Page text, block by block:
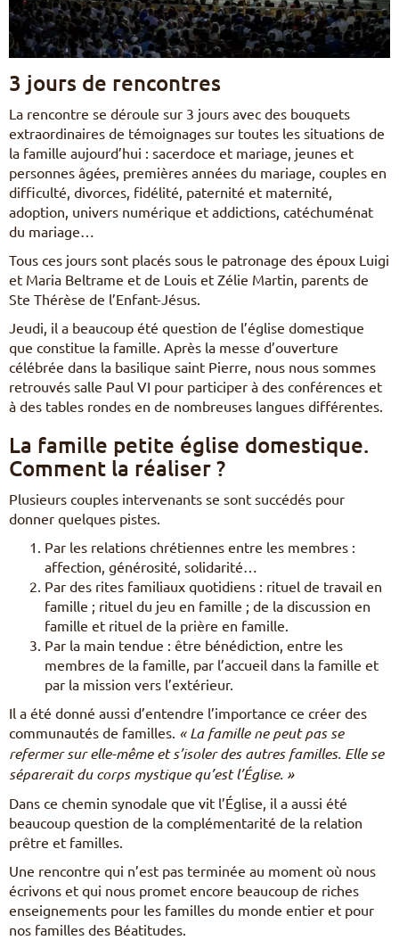
3 jours de rencontres
La rencontre se déroule sur 3 jours avec des bouquets
extraordinaires de témoignages sur toutes les situations de
la famille aujourd’hui : sacerdoce et mariage, jeunes et
personnes âgées, premières années du mariage, couples en
difficulté, divorces, fidélité, paternité et maternité,
adoption, univers numérique et addictions, catéchuménat
du mariage…
Tous ces jours sont placés sous le patronage des époux Luigi
et Maria Beltrame et de Louis et Zélie Martin, parents de
Ste Thérèse de l’Enfant-Jésus.
Jeudi, il a beaucoup été question de l’église domestique
que constitue la famille. Après la messe d’ouverture
célébrée dans la basilique saint Pierre, nous nous sommes
retrouvés salle Paul VI pour participer à des conférences et
à des tables rondes en de nombreuses langues différentes.
La famille petite église domestique.
Comment la réaliser ?
Plusieurs couples intervenants se sont succédés pour
donner quelques pistes.
Par les relations chrétiennes entre les membres :
affection, générosité, solidarité…
Par des rites familiaux quotidiens : rituel de travail en
famille ; rituel du jeu en famille ; de la discussion en
famille et rituel de la prière en famille.
Par la main tendue : être bénédiction, entre les
membres de la famille, par l’accueil dans la famille et
par la mission vers l’extérieur.
Il a été donné aussi d’entendre l’importance ce créer des
communautés de familles. « La famille ne peut pas se
refermer sur elle-même et s’isoler des autres familles. Elle se
séparerait du corps mystique qu’est l’Église. »
Dans ce chemin synodale que vit l’Église, il a aussi été
beaucoup question de la complémentarité de la relation
prêtre et familles.
Une rencontre qui n’est pas terminée au moment où nous
écrivons et qui nous promet encore beaucoup de riches
enseignements pour les familles du monde entier et pour
nos familles des Béatitudes.